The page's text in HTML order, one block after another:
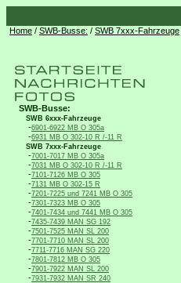
Home / SWB-Busse: / SWB 7xxx-Fahrzeuge
SWB-Busse:
SWB 6xxx-Fahrzeuge
-6901-6922 MB O 305a
-6931 MB O 302-10 R /-11 R
SWB 7xxx-Fahrzeuge
-7001-7017 MB O 305a
-7031 MB O 302-10 R /-11 R
-7101-7126 MB O 305
-7131 MB O 302-15 R
-7201-7225 und 7241 MB O 305
-7301-7323 MB O 305
-7401-7434 und 7441 MB O 305
-7435-7439 MAN SG 192
-7501-7525 MAN SL 200
-7701-7710 MAN SL 200
-7711-7716 MAN SG 220
-7801-7812 MB O 305
-7901-7922 MAN SL 200
-7931-7932 MAN SR 240